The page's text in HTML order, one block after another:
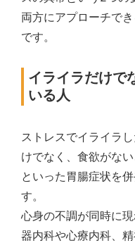
両方にアプローチで
です。
イライラだけで
いる人
ストレスでイライラ
けでなく、食欲がな
といった胃腸症状を
す。
心身の不調が同時に
器内科や心療内科、